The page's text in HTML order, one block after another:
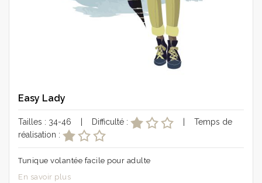
Easy Lady
Tailles : 34-46 | Difficulté :
| Temps de
réalisation :
Tunique volantée facile pour adulte
En savoir plus